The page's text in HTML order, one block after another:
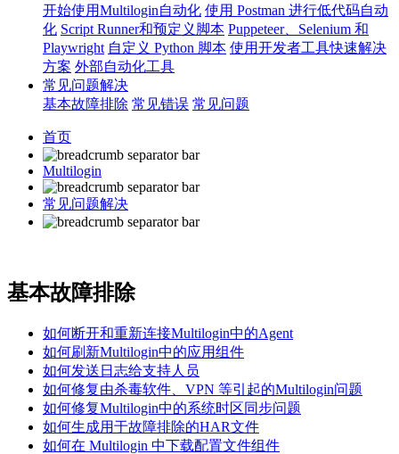
开始使用Multilogin自动化 使用 Postman 进行低代码自动
化 Script Runner和预定义脚本 Puppeteer、Selenium 和
Playwright 自定义 Python 脚本 使用开发者工具快速解决
方案 外部自动化工具
常见问题解决
基本故障排除 常见错误 常见问题
首页
Multilogin
常见问题解决
基本故障排除
如何断开和重新连接Multilogin中的Agent
如何刷新Multilogin中的应用组件
如何发送日志给支持人员
如何修复由杀毒软件、VPN 等引起的Multilogin问题
如何修复Multilogin中的系统时区同步问题
如何生成用于故障排除的HAR文件
如何在 Multilogin 中下载配置文件组件